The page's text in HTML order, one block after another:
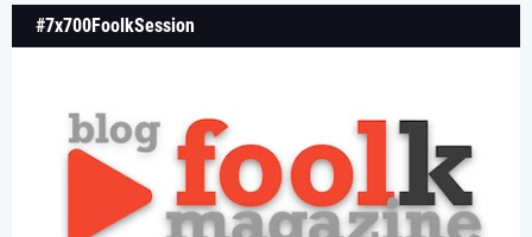
#7x700FoolkSession